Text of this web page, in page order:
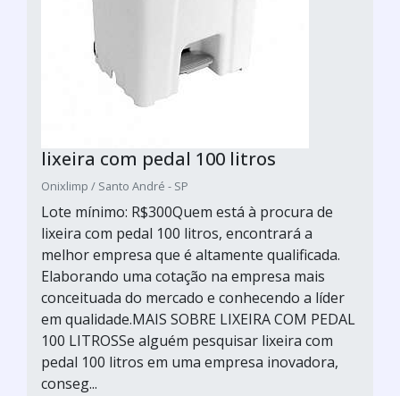
lixeira com pedal 100 litros
Onixlimp / Santo André - SP
Lote mínimo: R$300Quem está à procura de
lixeira com pedal 100 litros, encontrará a
melhor empresa que é altamente qualificada.
Elaborando uma cotação na empresa mais
conceituada do mercado e conhecendo a líder
em qualidade.MAIS SOBRE LIXEIRA COM PEDAL
100 LITROSSe alguém pesquisar lixeira com
pedal 100 litros em uma empresa inovadora,
conseg...